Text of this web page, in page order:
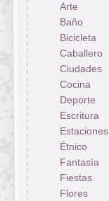
Arte
Baño
Bicicleta
Caballero
Ciudades
Cocina
Deporte
Escritura
Estaciones
Étnico
Fantasía
Fiestas
Flores